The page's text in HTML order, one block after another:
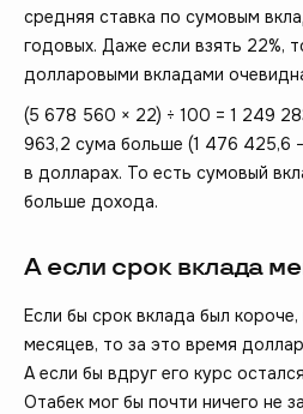
средняя ставка по сумовым
годовых. Даже если взять 22%,
долларовыми вкладами
(5 678 560 × 22) ÷ 100 = 1 249
963,2 сума больше (1 476 425,6
в долларах. То есть сумовый
больше дохода.
А если срок вклада
Если бы срок вклада был
месяцев, то за это время
А если бы вдруг его курс
Отабек мог бы почти ничего не